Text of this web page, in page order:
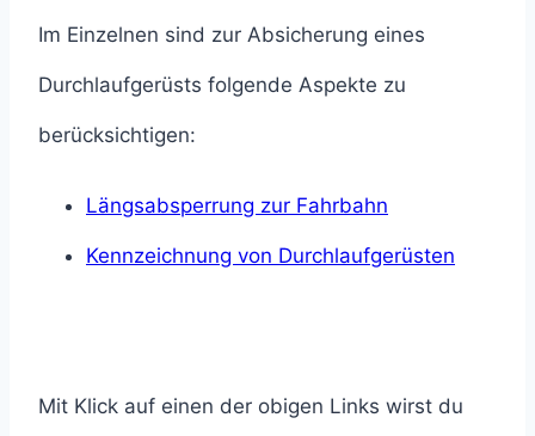
Im Einzelnen sind zur Absicherung eines
Durchlaufgerüsts folgende Aspekte zu
berücksichtigen:
Längsabsperrung zur Fahrbahn
Kennzeichnung von Durchlaufgerüsten
Mit Klick auf einen der obigen Links wirst du